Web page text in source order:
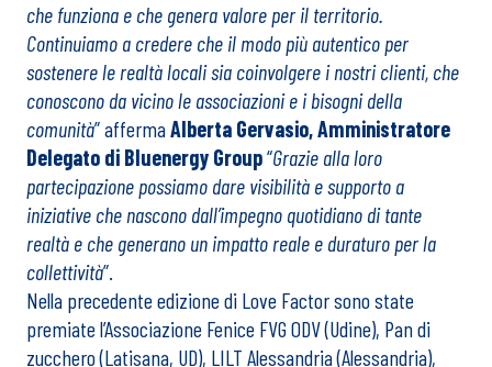
che funziona e che genera valore per il territorio.
Continuiamo a credere che il modo più autentico per
sostenere le realtà locali sia coinvolgere i nostri clienti, che
conoscono da vicino le associazioni e i bisogni della
comunità” affermaAlberta Gervasio, Amministratore
Delegato di Bluenergy Group“Grazie alla loro
partecipazione possiamo dare visibilità e supporto a
iniziative che nascono dall’impegno quotidiano di tante
realtà e che generano un impatto reale e duraturo per la
collettività”.
Nella precedente edizione di Love Factor sono state
premiate l’Associazione Fenice FVG ODV (Udine), Pan di
zucchero (Latisana, UD), LILT Alessandria (Alessandria),